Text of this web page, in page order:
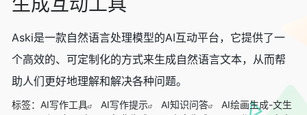
Aski是一款自然语言处理模型的AI互动平台，它提供了一
个高效的、可定制化的方式来生成自然语言文本，从而帮
助人们更好地理解和解决各种问题。
标签： AI写作工具 AI写作提示 AI知识问答
AI绘画生成-文生